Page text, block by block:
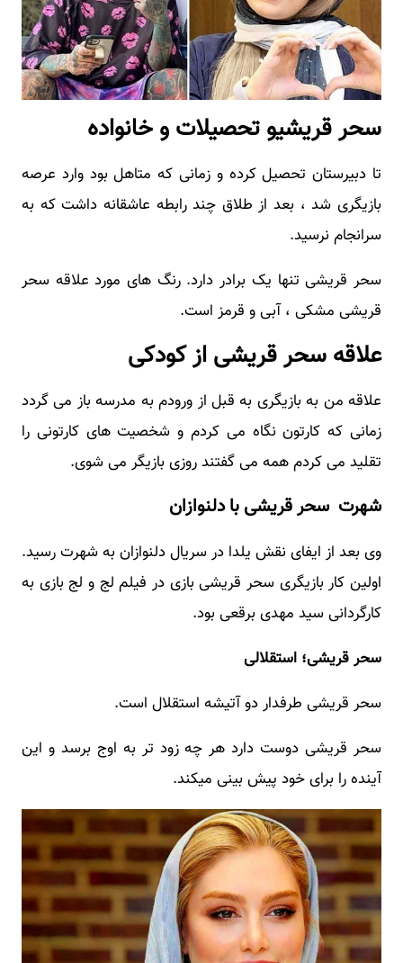
سحر قریشیو تحصیلات و خانواده
تا دبیرستان تحصیل کرده و زمانی که متاهل بود وارد عرصه
بازیگری شد ، بعد از طلاق چند رابطه عاشقانه داشت که به
سرانجام نرسید.
سحر قریشی تنها یک برادر دارد. رنگ های مورد علاقه سحر
قریشی مشکی ، آبی و قرمز است.
علاقه سحر قریشی از کودکی
علاقه من به بازیگری به قبل از ورودم به مدرسه باز می گردد
زمانی که کارتون نگاه می کردم و شخصیت های کارتونی را
تقلید می کردم همه می گفتند روزی بازیگر می شوی.
شهرت سحر قریشی با دلنوازان
وی بعد از ایفای نقش یلدا در سریال دلنوازان به شهرت رسید.
اولین کار بازیگری سحر قریشی بازی در فیلم لج و لج بازی به
کارگردانی سید مهدی برقعی بود.
سحر قریشی؛ استقلالی
سحر قریشی طرفدار دو آتیشه استقلال است.
سحر قریشی دوست دارد هر چه زود تر به اوج برسد و این
آینده را برای خود پیش بینی میکند.